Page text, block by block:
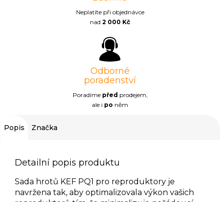
Neplatíte při objednávce
nad 2 000 Kč
Odborné
poradenství
Poradíme před prodejem,
ale i po něm
Popis Značka
Detailní popis produktu
Sada hrotů KEF PQ1 pro reproduktory je
navržena tak, aby optimalizovala výkon vašich